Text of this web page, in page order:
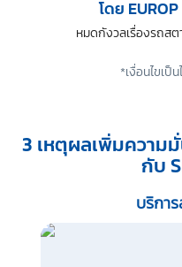
โดย
หมดกังวลเรื่องรถส
*เงื่อนไขเป็
3 เหตุผลเพิ่มความ
กับ
บริกา